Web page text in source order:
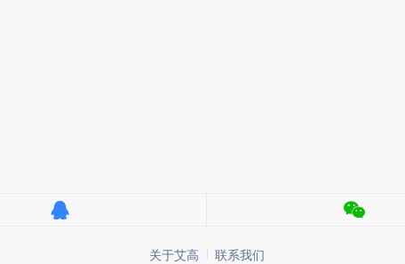
关于艾高 联系我们